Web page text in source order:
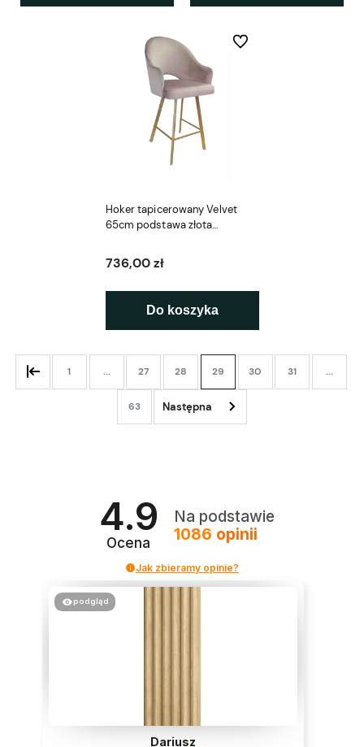
Hoker tapicerowany Velvet
65cm podstawa złota
736,00 zł
Do koszyka
Do ulubionych
1 ... 27 28 29 30 31 ...
63
4.9
Ocena
Na podstawie
1086 opinii
Jak zbieramy opinie?
podgląd
Dariusz